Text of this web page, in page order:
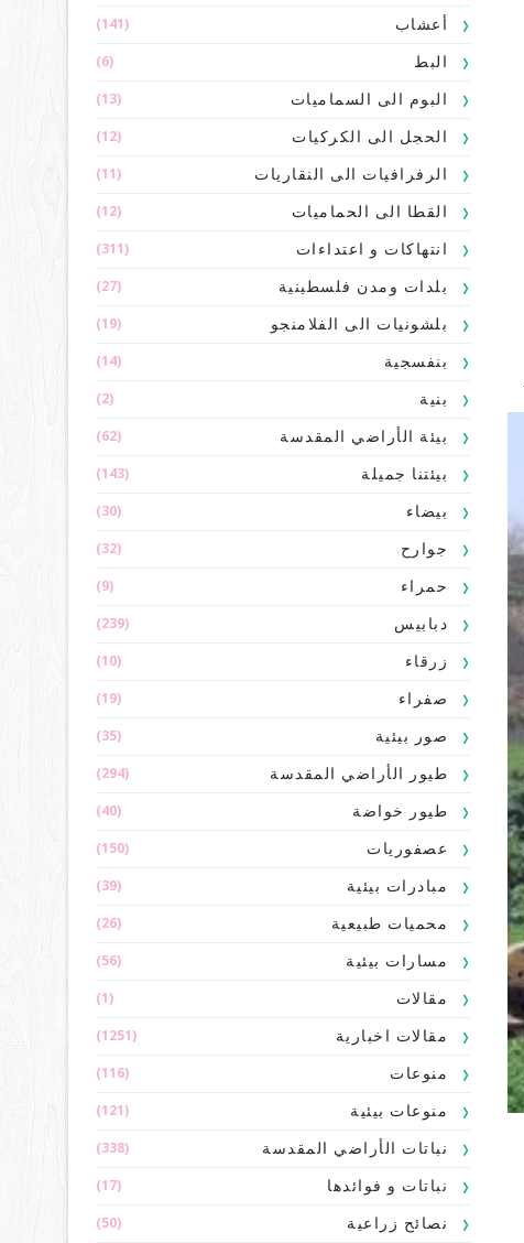
أعشاب (141)
البط (6)
البوم الى السماميات (13)
الحجل الى الكركيات (12)
الرفرافيات الى النقاريات (11)
القطا الى الحماميات (12)
انتهاكات و اعتداءات (311)
بلدات ومدن فلسطينية (27)
بلشونيات الى الفلامنجو (19)
بنفسجية (14)
بنية (2)
بيئة الأراضي المقدسة (62)
بيئتنا جميلة (143)
بيضاء (30)
جوارح (32)
حمراء (9)
دبابيس (239)
زرقاء (10)
صفراء (19)
صور بيئية (35)
طيور الأراضي المقدسة (294)
طيور خواضة (40)
عصفوريات (150)
مبادرات بيئية (39)
محميات طبيعية (26)
مسارات بيئية (56)
مقالات (1)
مقالات اخبارية (1251)
منوعات (116)
منوعات بيئية (121)
نباتات الأراضي المقدسة (338)
نباتات و فوائدها (17)
نصائح زراعية (50)